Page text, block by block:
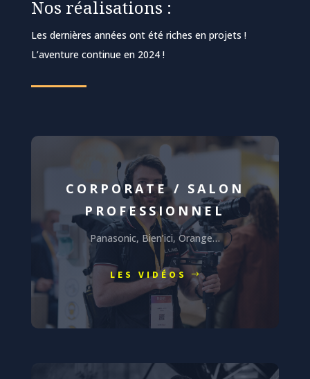
Nos réalisations :
Les dernières années ont été riches en projets !
L’aventure continue en 2024 !
CORPORATE / SALON
PROFESSIONNEL
Panasonic, Bien’ici, Orange…
LES VIDÉOS